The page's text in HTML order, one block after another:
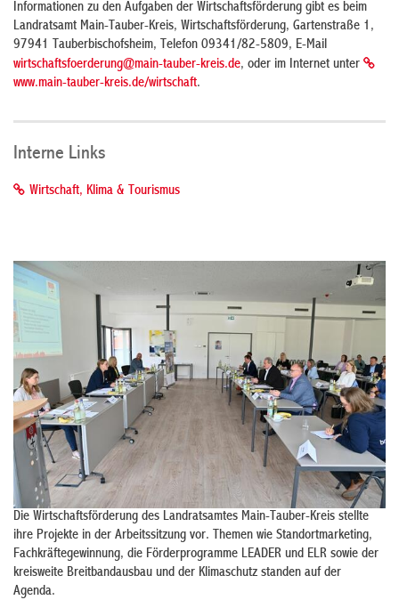
Informationen zu den Aufgaben der Wirtschaftsförderung gibt es beim
Landratsamt Main-Tauber-Kreis, Wirtschaftsförderung, Gartenstraße 1,
97941 Tauberbischofsheim, Telefon 09341/82-5809, E-Mail
wirtschaftsfoerderung@main-tauber-kreis.de, oder im Internet unter
www.main-tauber-kreis.de/wirtschaft.
Interne Links
Wirtschaft, Klima & Tourismus
Die Wirtschaftsförderung des Landratsamtes Main-Tauber-Kreis stellte
ihre Projekte in der Arbeitssitzung vor. Themen wie Standortmarketing,
Fachkräftegewinnung, die Förderprogramme LEADER und ELR sowie der
kreisweite Breitbandausbau und der Klimaschutz standen auf der
Agenda.